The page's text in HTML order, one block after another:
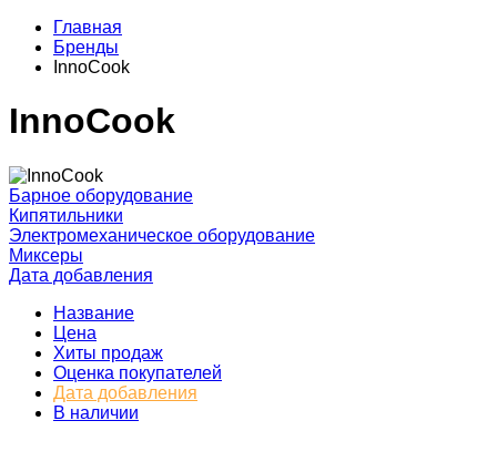
Главная
Бренды
InnoCook
InnoCook
Барное оборудование
Кипятильники
Электромеханическое оборудование
Миксеры
Дата добавления
Название
Цена
Хиты продаж
Оценка покупателей
Дата добавления
В наличии